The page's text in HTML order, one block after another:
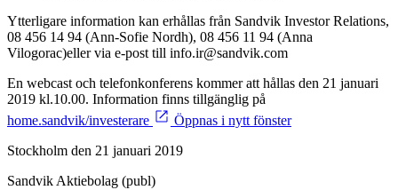
Ytterligare information kan erhållas från Sandvik Investor Relations,
08 456 14 94 (Ann-Sofie Nordh), 08 456 11 94 (Anna
Vilogorac)eller via e-post till info.ir@sandvik.com
En webcast och telefonkonferens kommer att hållas den 21 januari
2019 kl.10.00. Information finns tillgänglig på
home.sandvik/investerare
Öppnas i nytt fönster
Stockholm den 21 januari 2019
Sandvik Aktiebolag (publ)